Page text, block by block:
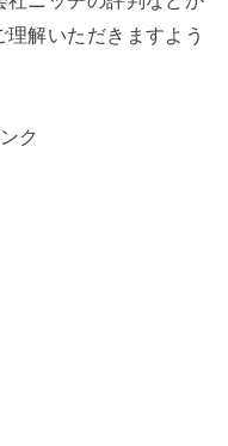
解いただきますよう
ク